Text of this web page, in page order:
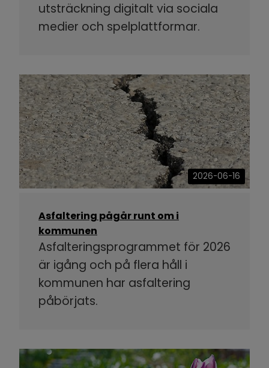
utsträckning digitalt via sociala
medier och spelplattformar.
2026-06-16
Asfaltering pågår runt om i
kommunen
Asfalteringsprogrammet för 2026
är igång och på flera håll i
kommunen har asfaltering
påbörjats.